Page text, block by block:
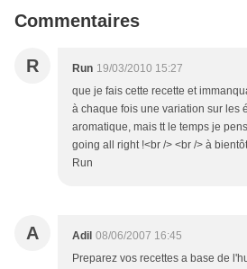
Commentaires
R Run 19/03/2010 15:27
que je fais cette recette et
à chaque fois une variation sur les
aromatique, mais tt le temps je
going all right !<br /> <br /> à
Run
A Adil 08/06/2007 16:45
Preparez vos recettes a base de